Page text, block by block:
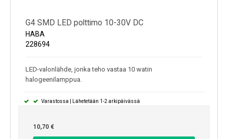
G4 SMD LED polttimo 10-30V DC
HABA
228694
LED-valonlähde, jonka teho vastaa 10 watin
halogeenilamppua.
Varastossa | Lähetetään 1-2 arkipäivässä
10,70 €